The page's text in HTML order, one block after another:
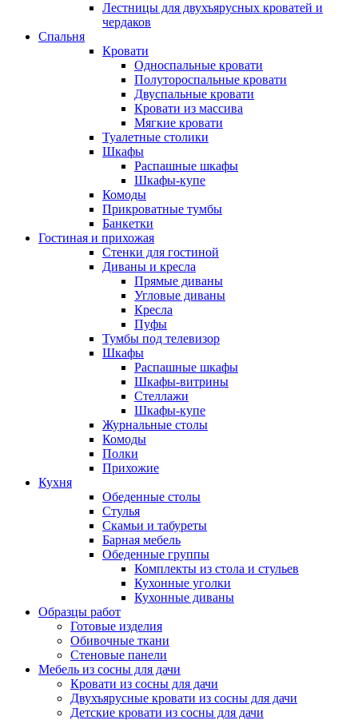
Лестницы для двухъярусных кроватей и
чердаков
Спальня
Кровати
Односпальные кровати
Полутороспальные кровати
Двуспальные кровати
Кровати из массива
Мягкие кровати
Туалетные столики
Шкафы
Распашные шкафы
Шкафы-купе
Комоды
Прикроватные тумбы
Банкетки
Гостиная и прихожая
Стенки для гостиной
Диваны и кресла
Прямые диваны
Угловые диваны
Кресла
Пуфы
Тумбы под телевизор
Шкафы
Распашные шкафы
Шкафы-витрины
Стеллажи
Шкафы-купе
Журнальные столы
Комоды
Полки
Прихожие
Кухня
Обеденные столы
Стулья
Скамьи и табуреты
Барная мебель
Обеденные группы
Комплекты из стола и стульев
Кухонные уголки
Кухонные диваны
Образцы работ
Готовые изделия
Обивочные ткани
Стеновые панели
Мебель из сосны для дачи
Кровати из сосны для дачи
Двухъярусные кровати из сосны для дачи
Детские кровати из сосны для дачи